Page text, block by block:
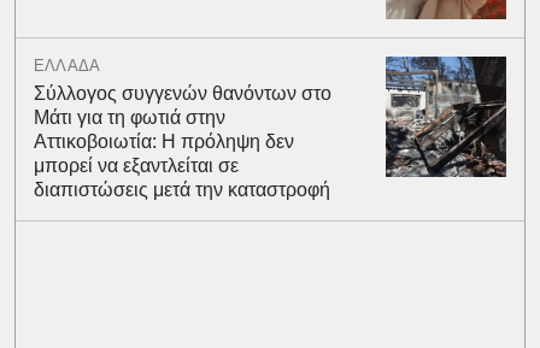
ΕΛΛΑΔΑ
Σύλλογος συγγενών θανόντων στο
Μάτι για τη φωτιά στην
Αττικοβοιωτία: Η πρόληψη δεν
μπορεί να εξαντλείται σε
διαπιστώσεις μετά την καταστροφή